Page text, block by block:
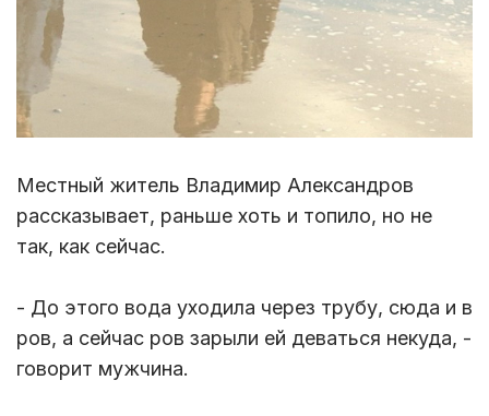
Местный житель Владимир Александров
рассказывает, раньше хоть и топило, но не
так, как сейчас.
- До этого вода уходила через трубу, сюда и в
ров, а сейчас ров зарыли ей деваться некуда, -
говорит мужчина.